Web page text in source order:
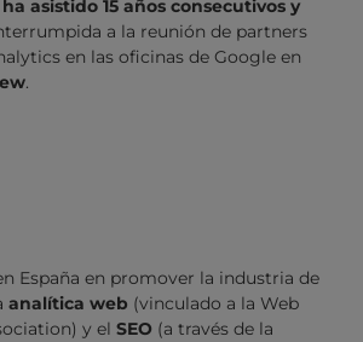
ha asistido 15 años consecutivos y
a la reunión de partners
en las oficinas de Google en
.
España en promover la industria de
analítica web (vinculado a la Web
y el SEO (a través de la